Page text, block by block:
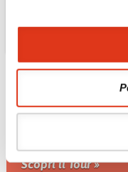
MALESIA
Tour Kuala
Scopri il Tour »